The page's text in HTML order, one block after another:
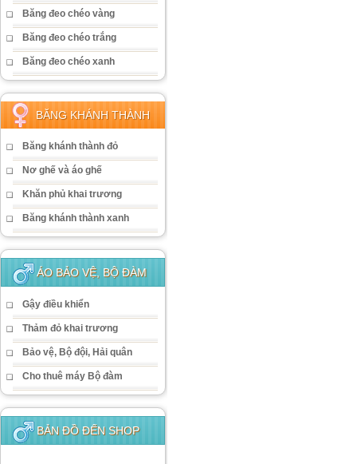
Băng đeo chéo vàng
Băng đeo chéo trắng
Băng đeo chéo xanh
BĂNG KHÁNH THÀNH
Băng khánh thành đỏ
Nơ ghế và áo ghế
Khăn phủ khai trương
Băng khánh thành xanh
ÁO BẢO VỆ, BỘ ĐÀM
Gậy điều khiển
Thảm đỏ khai trương
Bảo vệ, Bộ đội, Hải quân
Cho thuê máy Bộ đàm
BẢN ĐỒ ĐẾN SHOP